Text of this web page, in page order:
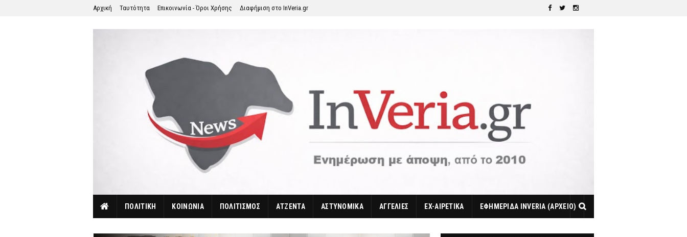
Αρχική Ταυτότητα Επικοινωνία - Όροι Χρήσης Διαφήμιση στο InVeria.gr
ΠΟΛΙΤΙΚΗ ΚΟΙΝΩΝΙΑ ΠΟΛΙΤΙΣΜΟΣ ΑΤΖΕΝΤΑ ΑΣΤΥΝΟΜΙΚΑ ΑΓΓΕΛΙΕΣ EX-ΑΙΡΕΤΙΚΑ ΕΦΗΜΕΡΙΔΑ INVERIA (ΑΡΧΕΙΟ)